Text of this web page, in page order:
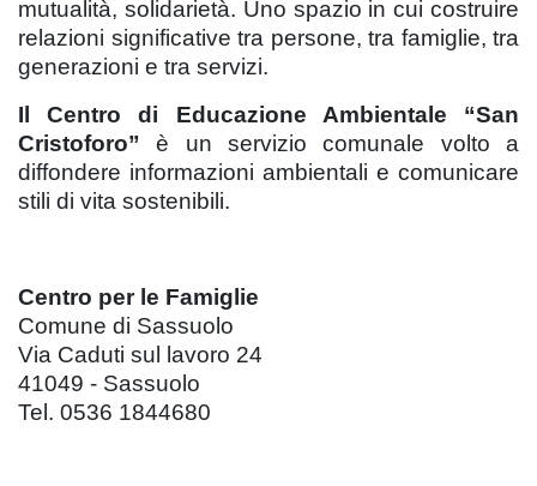
mutualità, solidarietà. Uno spazio in cui costruire
relazioni significative tra persone, tra famiglie, tra
generazioni e tra servizi.
Il Centro di Educazione Ambientale “San
Cristoforo” è un servizio comunale volto a
diffondere informazioni ambientali e comunicare
stili di vita sostenibili.
Centro per le Famiglie
Comune di Sassuolo
Via Caduti sul lavoro 24
41049 - Sassuolo
Tel. 0536 1844680